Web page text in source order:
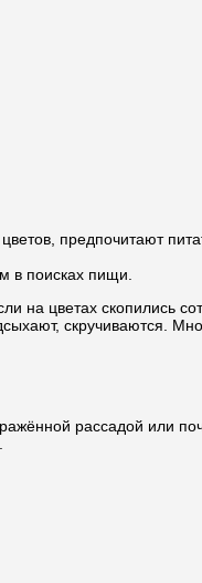
предпочитают
в поисках пищи.
на цветах скопились
скручиваются.
рассадой или